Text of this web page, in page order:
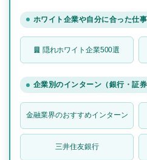
ホワイト企業や自分に合った仕
隠れホワイト企業500選
企業別のインターン（銀行・証券
金融業界のおすすめインターン
三井住友銀行